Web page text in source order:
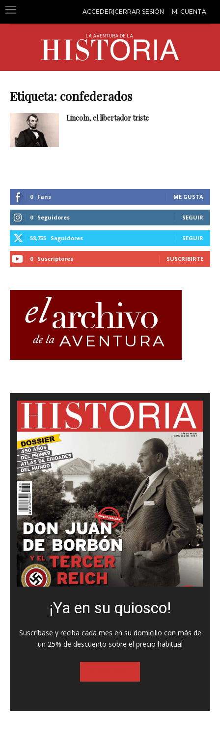
ACCEDER|CERRAR SESIÓN MI CUENTA
Etiqueta: confederados
Lincoln, el libertador triste
0 Fans ME GUSTA
0 Seguidores SEGUIR
58,755 Seguidores SEGUIR
0 Suscriptores SUSCRIBIRTE
¡Ya en su quiosco!
Suscríbase y reciba cada mes en su domicilio con más de
un 25% de descuento sobre el precio habitual